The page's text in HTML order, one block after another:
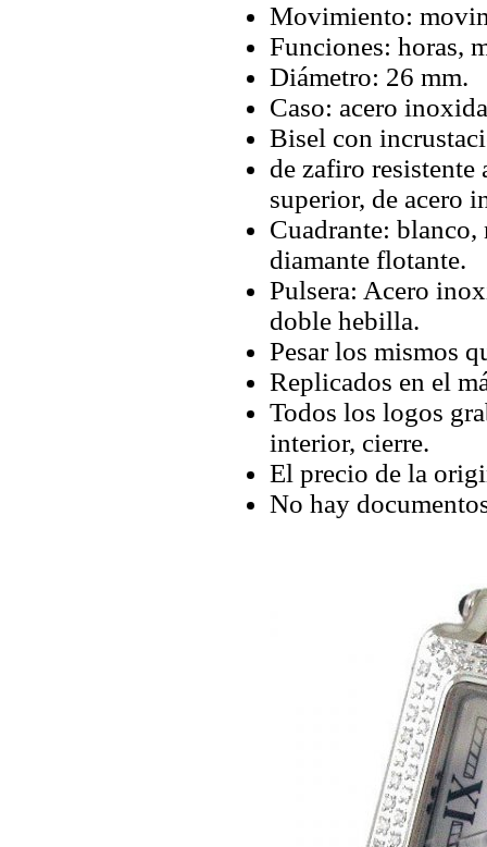
Movimiento:
Funciones: horas,
Diámetro: 26 mm.
Caso: acero
Bisel con
de zafiro resistente
superior, de acero
Cuadrante: blanco,
diamante flotante.
Pulsera: Acero
doble hebilla.
Pesar los mismos
Replicados en el
Todos los logos
interior, cierre.
El precio de la
No hay